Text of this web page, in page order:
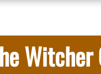
Witcher